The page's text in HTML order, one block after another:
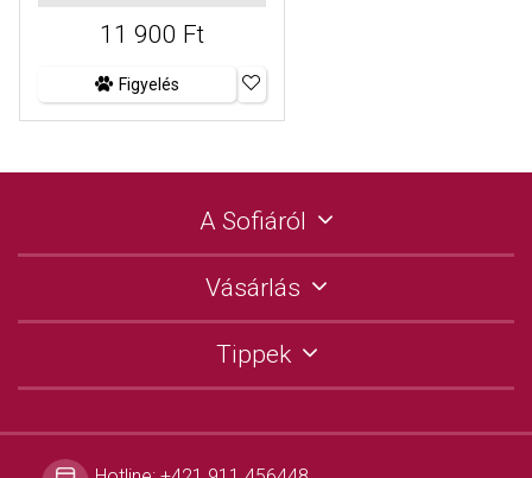
11 900 Ft
Figyelés
A Sofiáról
Vásárlás
Tippek